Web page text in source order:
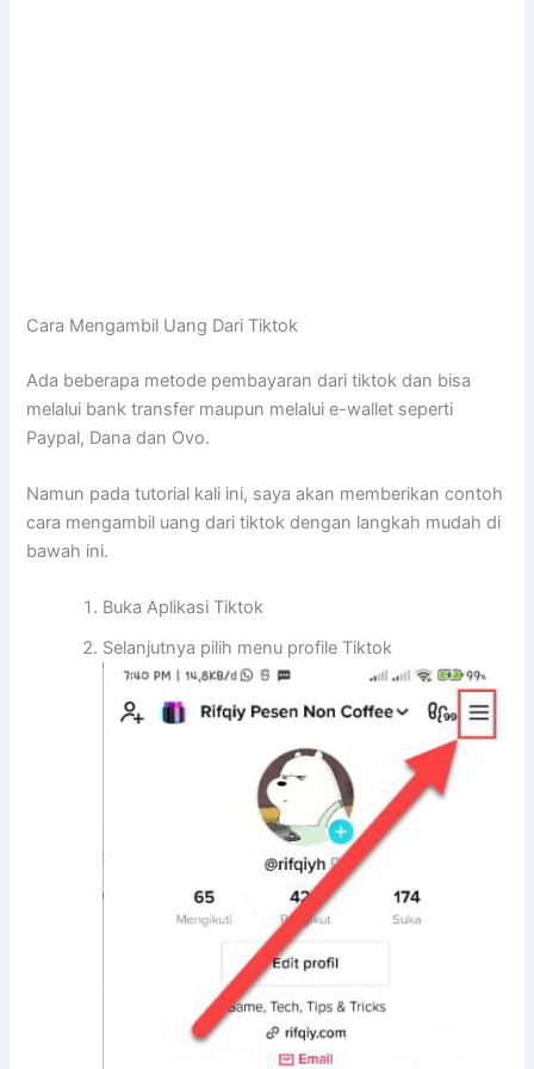
Cara Mengambil Uang Dari Tiktok
Ada beberapa metode pembayaran dari tiktok dan bisa
melalui bank transfer maupun melalui e-wallet seperti
Paypal, Dana dan Ovo.
Namun pada tutorial kali ini, saya akan memberikan contoh
cara mengambil uang dari tiktok dengan langkah mudah di
bawah ini.
Buka Aplikasi Tiktok
Selanjutnya pilih menu profile Tiktok